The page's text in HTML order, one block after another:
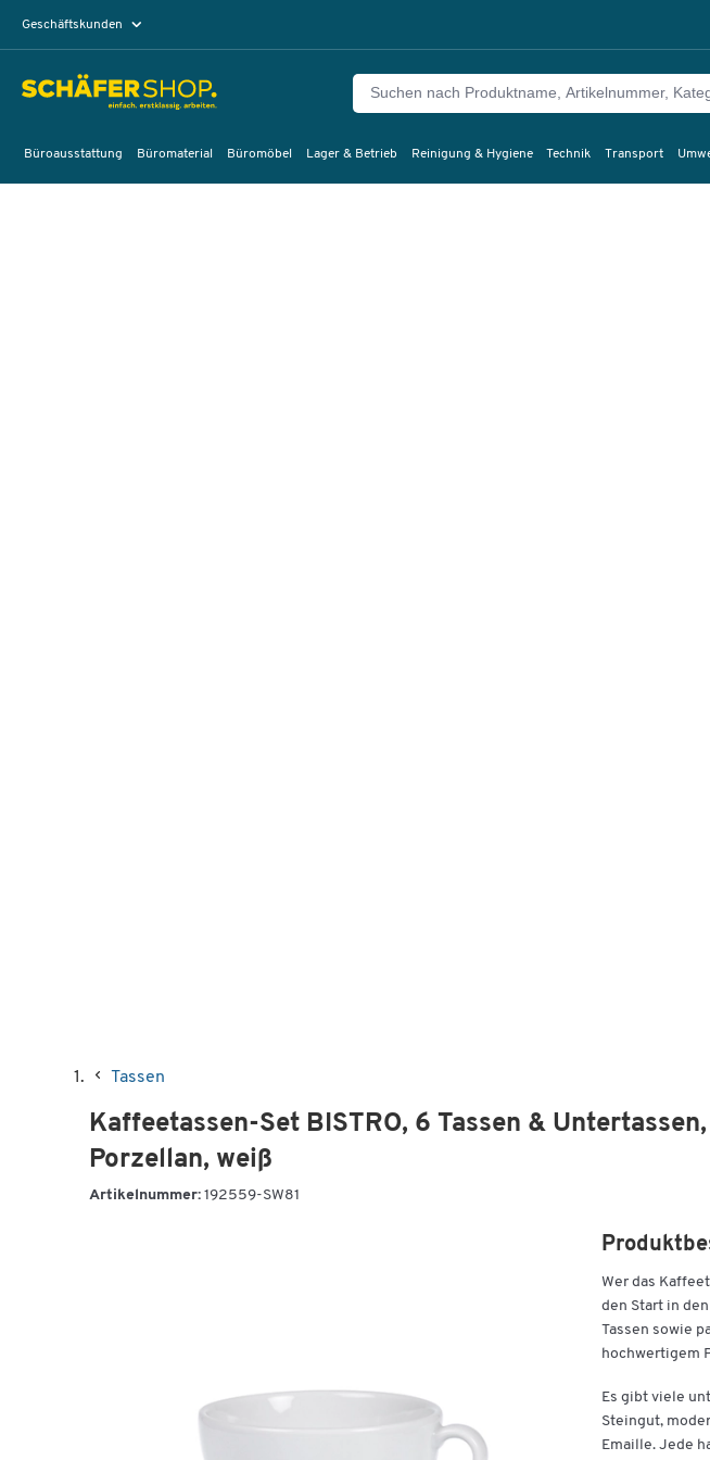
Geschäftskunden
Büroausstattung Büromaterial Büromöbel Lager & Betrieb Reinigung & Hygiene Technik Transport
Tassen
Kaffeetassen-Set BISTRO, 6 Tassen &
Porzellan, weiß
Artikelnummer: 192559-SW81
Wer das
den Start in
Tassen sowie
hochwertigem
Es gibt viele
Steingut,
Emaille. Jede